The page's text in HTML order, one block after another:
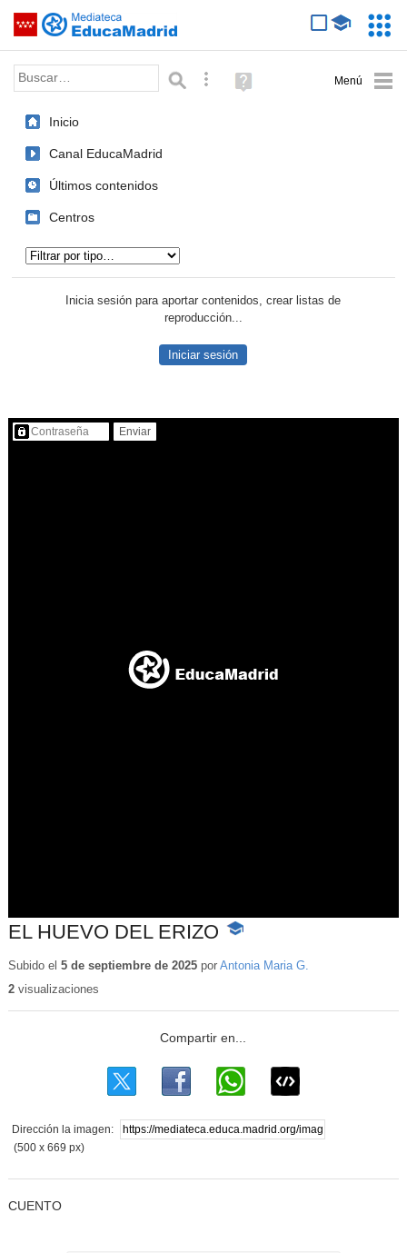
Saltar navegación
Palabra o frase: Búsqueda avanzada
Ayuda
(en
Inicio
Canal EducaMadrid
Últimos contenidos
Centros
Inicia sesión para aportar contenidos, crear listas de
reproducción...
Iniciar sesión
Contenido protegido…
EL HUEVO DEL ERIZO
-
educativo
Subido el 5 de septiembre de 2025por Antonia Maria G.
2visualizaciones
Dirección la imagen:
(500 x 669 px)
CUENTO